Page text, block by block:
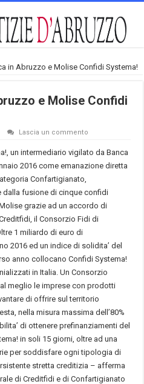
in Abruzzo e Molise Confidi Systema!
e Molise Confidi
Lascia un commento
un intermediario vigilato da Banca
2016 come emanazione diretta
Confartigianato,
dalla fusione di cinque confidi
grazie ad un accordo di
il Consorzio Fidi di
1 miliardo di euro di
2016 ed un indice di solidita’ del
anno collocano Confidi Systema!
in Italia. Un Consorzio
meglio le imprese con prodotti
di offrire sul territorio
nella misura massima dell’80%
di ottenere prefinanziamenti del
in soli 15 giorni, oltre ad una
per soddisfare ogni tipologia di
stretta creditizia – afferma
di Creditfidi e di Confartigianato